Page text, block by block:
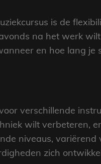
is de
na het werk
en hoe lang je
verschillende
wilt verbeteren,
niveaus,
zich